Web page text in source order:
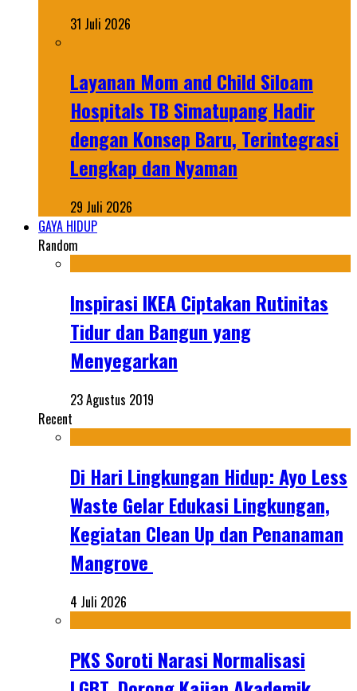
31 Juli 2026
Layanan Mom and Child Siloam
Hospitals TB Simatupang Hadir
dengan Konsep Baru, Terintegrasi
Lengkap dan Nyaman
29 Juli 2026
GAYA HIDUP
Random
Inspirasi IKEA Ciptakan Rutinitas
Tidur dan Bangun yang
Menyegarkan
23 Agustus 2019
Recent
Di Hari Lingkungan Hidup: Ayo Less
Waste Gelar Edukasi Lingkungan,
Kegiatan Clean Up dan Penanaman
Mangrove
4 Juli 2026
PKS Soroti Narasi Normalisasi